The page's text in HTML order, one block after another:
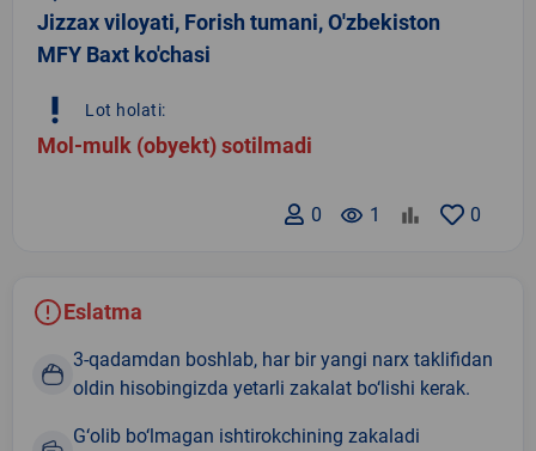
Jizzax viloyati, Forish tumani, O'zbekiston
MFY Baxt ko'chasi
priority_high Lot holati:
Mol-mulk (obyekt) sotilmadi
0
remove_red_eye 1
0
Eslatma
3-qadamdan boshlab, har bir yangi narx taklifidan
oldin hisobingizda yetarli zakalat bo‘lishi kerak.
G‘olib bo‘lmagan ishtirokchining zakaladi